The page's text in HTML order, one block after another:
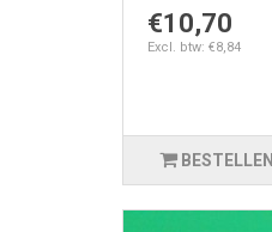
€10,70
Excl. btw: €8,84
BESTELLEN